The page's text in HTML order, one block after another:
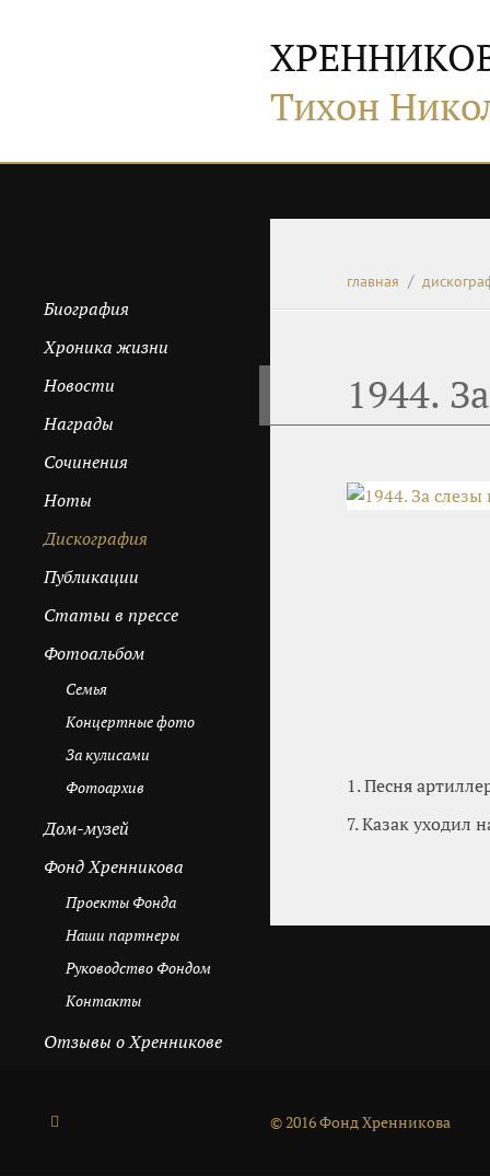
Тихон
главная
1944.
1. Песня
7. Казак уходил
Биография
Хроника жизни
Новости
Награды
Сочинения
Ноты
Дискография
Публикации
Cтатьи в прессе
Фотоальбом
Семья
Концертные фото
За кулисами
Фотоархив
Дом-музей
Фонд Хренникова
Проекты Фонда
Наши партнеры
Руководство Фондом
Контакты
Отзывы о Хренникове
© 2016 Фонд Хренникова